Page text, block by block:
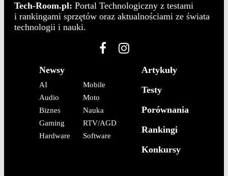
Tech-Room.pl: Portal Technologiczny z testami
i rankingami sprzętów oraz aktualnościami ze świata
technologii i nauki.
Newsy
AI
Audio
Biznes
Gaming
Hardware
Mobile
Moto
Nauka
RTV/AGD
Software
Artykuły
Testy
Porównania
Rankingi
Konkursy